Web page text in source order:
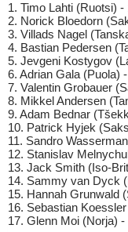
1. Timo Lahti (Ruotsi) -
2. Norick Bloedorn
3. Villads Nagel
4. Bastian Pedersen
5. Jevgeni Kostygov
6. Adrian Gala (Puola)
7. Valentin Grobauer
8. Mikkel Andersen
9. Adam Bednar
10. Patrick Hyjek
11. Sandro
12. Stanislav
13. Jack Smith (Iso-
14. Sammy van Dyck
15. Hannah Grunwald
16. Sebastian
17. Glenn Moi (Norja) -